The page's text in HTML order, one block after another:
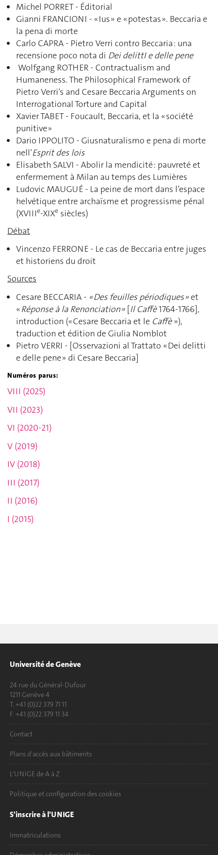
Michel PORRET - Éditorial
Gianni FRANCIONI - « Ius » e « potestas ». Beccaria e
la pena di morte
Carlo CAPRA - Pietro Verri contro Beccaria : una
recensione poco nota di Dei delittI e delle pene
Wolfgang ROTHER - Contractualism and
Humaneness. The Philosophical Framework of
Pietro Verri’s and Cesare Beccaria Arguments on
Interrogational Torture and Capital
Xavier TABET - Foucault, Beccaria, et la « société
punitive »
Dario IPPOLITO - Giusnaturalismo e pena di morte
nell’Esprit des lois
Elisabeth SALVI - Abolir la mendicité : pauvreté et
enfermement à Milan au temps des Lumières
Ludovic MAUGUÉ - La peine de mort dans l’espace
helvétique entre archaïsme et progressisme pénal
(XVIIIe-XIXe siècles)
Débat
Vincenzo FERRONE - Le cas de Beccaria entre juges
et historiens du droit
Sources
Cesare BECCARIA - « Des feuilles périodiques »et
«Réponse à la Renonciation » [Il Caffè1764-1766],
introduction (« Cesare Beccaria et le Caffè»),
traduction et édition de Giulia Nomblot
Pietro VERRI - [Osservazioni al Trattato « Dei delitti
e delle pene » di Cesare Beccaria]
Numéros parus:
VIII (2025)
VII (2023)
VI (2020-21)
V (2019)
IV (2018)
III (2017)
II (2016)
I (2015)
Université de Genève
24 rue du Général-Dufour
1211 Genève 4
T. +41 (0)22 379 71 11
F. +41 (0)22 379 11 34
Contact
Plans d'accès aux bâtiments
L'UNIGE de A à Z
Politique et configuration des cookies
S'inscrire à l'UNIGE
Immatriculations